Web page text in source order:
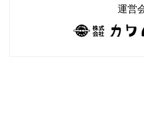
運営